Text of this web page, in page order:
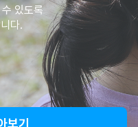
있도록
다.
보기